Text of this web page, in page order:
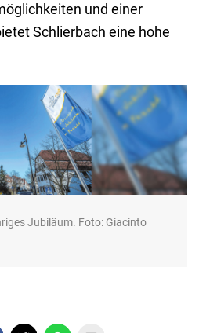
und einer
Schlierbach eine hohe
Jubiläum. Foto: Giacinto